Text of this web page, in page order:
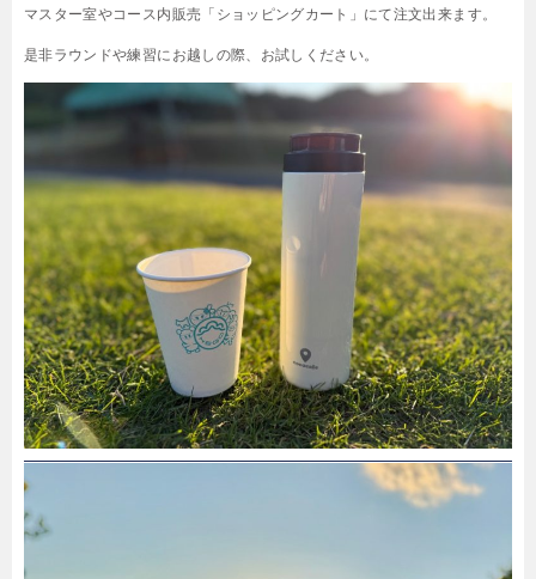
マスター室やコース内販売「ショッピングカート」にて注文出来ます。
是非ラウンドや練習にお越しの際、お試しください。